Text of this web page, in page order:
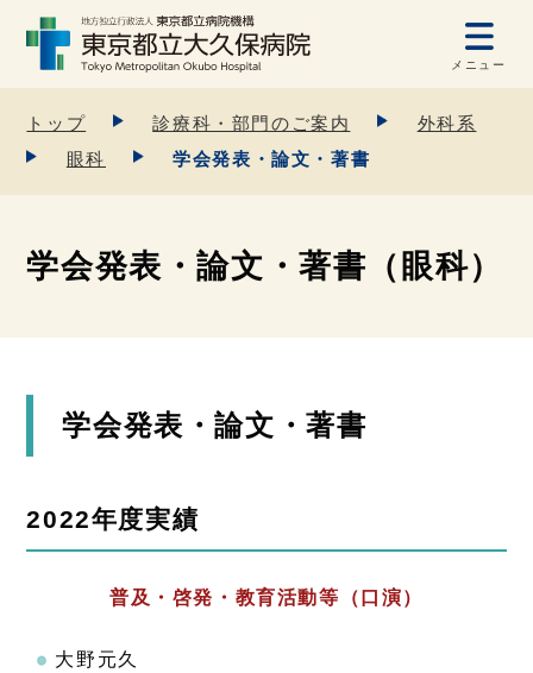
メニュー
トップ 診療科・部門のご案内
外科系
眼科
学会発表・論文・著書
学会発表・論文・著書（眼科）
学会発表・論文・著書
2022年度実績
普及・啓発・教育活動等（口演）
大野元久